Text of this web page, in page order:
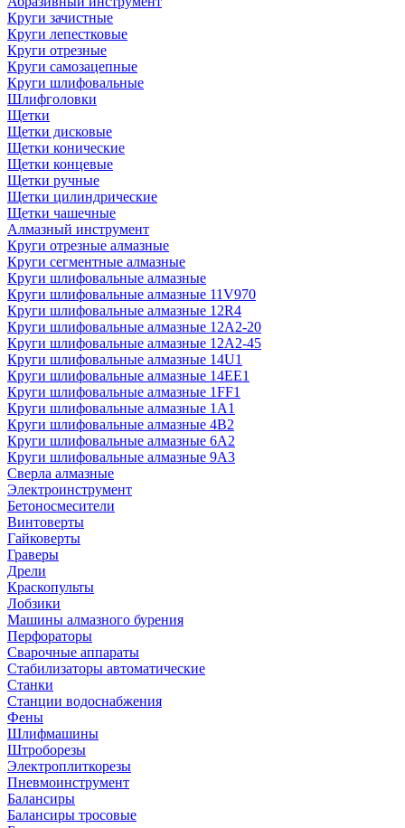
Круги зачистные
Круги лепестковые
Круги отрезные
Круги самозацепные
Круги шлифовальные
Шлифголовки
Щетки
Щетки дисковые
Щетки конические
Щетки концевые
Щетки ручные
Щетки цилиндрические
Щетки чашечные
Алмазный инструмент
Круги отрезные алмазные
Круги сегментные алмазные
Круги шлифовальные алмазные
Круги шлифовальные алмазные 11V970
Круги шлифовальные алмазные 12R4
Круги шлифовальные алмазные 12А2-20
Круги шлифовальные алмазные 12А2-45
Круги шлифовальные алмазные 14U1
Круги шлифовальные алмазные 14ЕЕ1
Круги шлифовальные алмазные 1FF1
Круги шлифовальные алмазные 1А1
Круги шлифовальные алмазные 4В2
Круги шлифовальные алмазные 6A2
Круги шлифовальные алмазные 9А3
Сверла алмазные
Электроинструмент
Бетоносмесители
Винтоверты
Гайковерты
Граверы
Дрели
Краскопульты
Лобзики
Машины алмазного бурения
Перфораторы
Сварочные аппараты
Стабилизаторы автоматические
Станки
Станции водоснабжения
Фены
Шлифмашины
Штроборезы
Электроплиткорезы
Пневмоинструмент
Балансиры
Балансиры тросовые